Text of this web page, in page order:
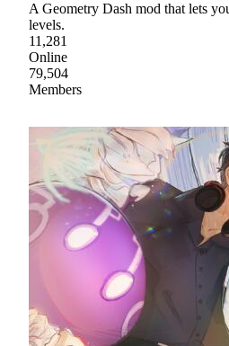
A Geometry Dash mod that lets
levels.
11,281
Online
79,504
Members